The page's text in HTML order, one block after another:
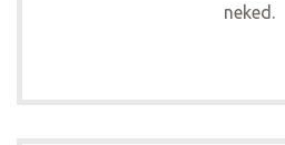
neked.